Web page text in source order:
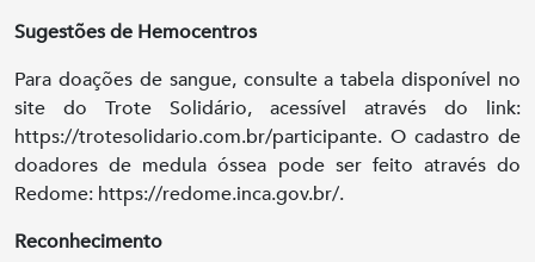
Sugestões de Hemocentros
Para doações de sangue, consulte a tabela disponível no
site do Trote Solidário, acessível através do link:
https://trotesolidario.com.br/participante. O cadastro de
doadores de medula óssea pode ser feito através do
Redome: https://redome.inca.gov.br/.
Reconhecimento